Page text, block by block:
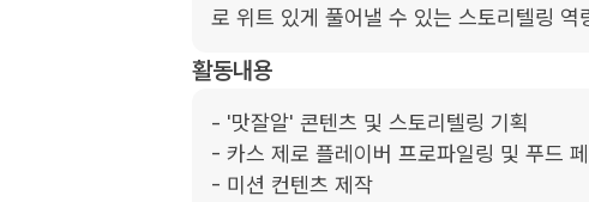
로 위트 있게 풀어낼 수 있는 스토리텔링 역
활동내용
- '맛잘알' 콘텐츠 및 스토리텔링 기획
- 카스 제로 플레이버 프로파일링 및 푸드
- 미션 컨텐츠 제작